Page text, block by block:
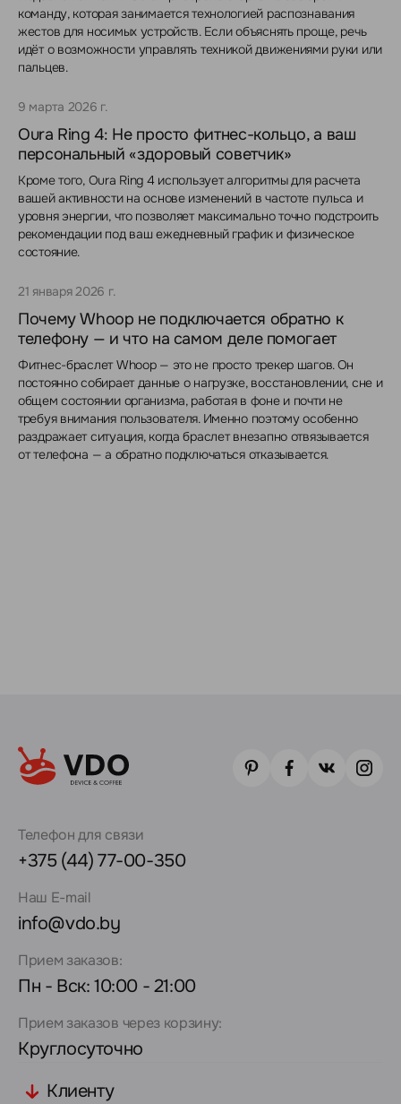
команду, которая занимается технологией распознавания
жестов для носимых устройств. Если объяснять проще, речь
идёт о возможности управлять техникой движениями руки или
пальцев.
9 марта 2026 г.
Oura Ring 4: Не просто фитнес-кольцо, а ваш
персональный «здоровый советчик»
Кроме того, Oura Ring 4 использует алгоритмы для расчета
вашей активности на основе изменений в частоте пульса и
уровня энергии, что позволяет максимально точно подстроить
рекомендации под ваш ежедневный график и физическое
состояние.
21 января 2026 г.
Почему Whoop не подключается обратно к
телефону — и что на самом деле помогает
Фитнес-браслет Whoop — это не просто трекер шагов. Он
постоянно собирает данные о нагрузке, восстановлении, сне и
общем состоянии организма, работая в фоне и почти не
требуя внимания пользователя. Именно поэтому особенно
раздражает ситуация, когда браслет внезапно отвязывается
от телефона — а обратно подключаться отказывается.
Телефон для связи
+375 (44) 77-00-350
Наш E-mail
info@vdo.by
Прием заказов:
Пн - Вск: 10:00 - 21:00
Прием заказов через корзину:
Круглосуточно
Клиенту